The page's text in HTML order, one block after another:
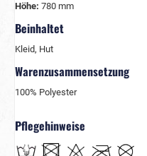
Höhe: 780 mm
Beinhaltet
Kleid, Hut
Warenzusammensetzung
100% Polyester
Pflegehinweise